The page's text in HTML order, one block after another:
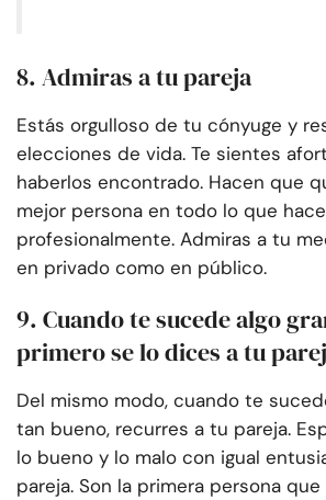
8. Admiras a tu pareja
Estás orgulloso de tu cónyuge y
elecciones de vida. Te sientes
haberlos encontrado. Hacen que
mejor persona en todo lo que
profesionalmente. Admiras a tu
en privado como en público.
9. Cuando te sucede algo
primero se lo dices a tu
Del mismo modo, cuando te
tan bueno, recurres a tu pareja.
lo bueno y lo malo con igual
pareja. Son la primera persona